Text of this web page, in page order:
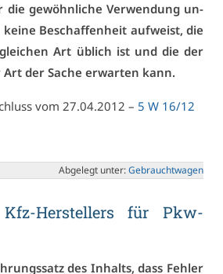
die ge­wöhn­li­che Ver­wen­dung un­
Be­schaf­fen­heit auf­weist, die
Art üb­lich ist und die der
der Sa­che er­war­ten kann.
vom 27.04.2012 – 5 W 16/12
Ab­ge­legt un­ter:Ge­braucht­wa­gen
Her­stel­lers für Pkw-
des In­halts, dass Feh­ler